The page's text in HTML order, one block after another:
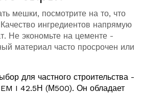
мешки, посмотрите на то, что
ингредиентов напрямую
Не экономьте на цементе -
материал часто просрочен или
для частного строительства -
I 42.5Н (М500). Он обладает